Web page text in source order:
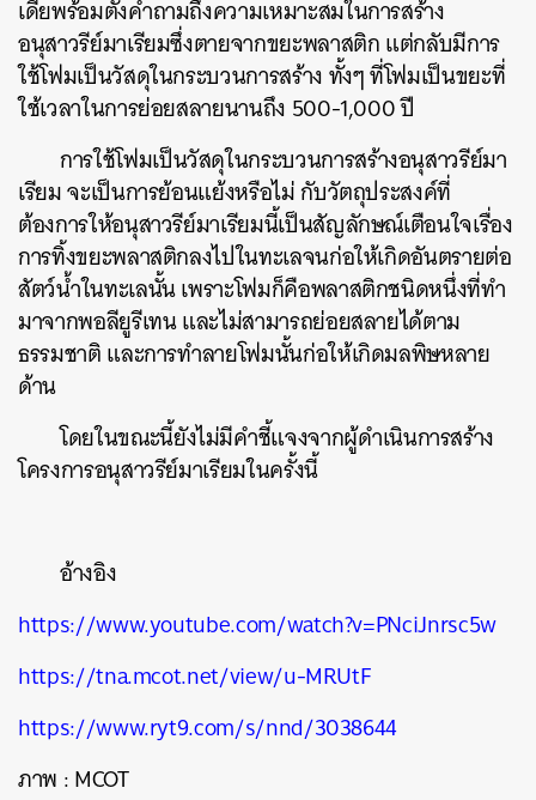
เดียพร้อมตั้งคำถามถึงความเหมาะสมในการสร้าง
อนุสาวรีย์มาเรียมซึ่งตายจากขยะพลาสติก แต่กลับมีการ
ใช้โฟมเป็นวัสดุในกระบวนการสร้าง ทั้งๆ ที่โฟมเป็นขยะที่
ใช้เวลาในการย่อยสลายนานถึง 500-1,000 ปี
การใช้โฟมเป็นวัสดุในกระบวนการสร้างอนุสาวรีย์มา
เรียม จะเป็นการย้อนแย้งหรือไม่ กับวัตถุประสงค์ที่
ต้องการให้อนุสาวรีย์มาเรียมนี้เป็นสัญลักษณ์เตือนใจเรื่อง
การทิ้งขยะพลาสติกลงไปในทะเลจนก่อให้เกิดอันตรายต่อ
สัตว์น้ำในทะเลนั้น เพราะโฟมก็คือพลาสติกชนิดหนึ่งที่ทำ
มาจากพอลียูรีเทน และไม่สามารถย่อยสลายได้ตาม
ธรรมชาติ และการทำลายโฟมนั้นก่อให้เกิดมลพิษหลาย
ด้าน
โดยในขณะนี้ยังไม่มีคำชี้แจงจากผู้ดำเนินการสร้าง
โครงการอนุสาวรีย์มาเรียมในครั้งนี้
อ้างอิง
https://www.youtube.com/watch?v=PNciJnrsc5w
https://tna.mcot.net/view/u-MRUtF
https://www.ryt9.com/s/nnd/3038644
ภาพ : MCOT
ค้นหา